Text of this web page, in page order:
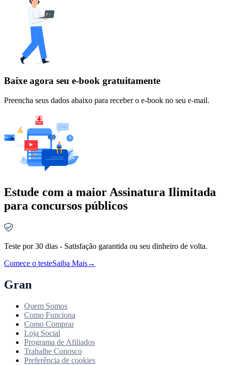
Baixe agora seu e-book gratuitamente
Preencha seus dados abaixo para receber o e-book no seu e-mail.
Estude com a maior Assinatura Ilimitada
para concursos públicos
Teste por 30 dias - Satisfação garantida ou seu dinheiro de volta.
Comece o testeSaiba Mais→
Gran
Quem Somos
Como Funciona
Como Comprar
Loja Social
Programa de Afiliados
Trabalhe Conosco
Preferência de cookies